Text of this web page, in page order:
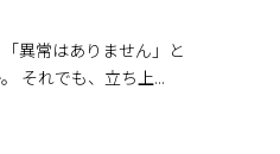
異常はありません」と
それでも、立ち上...